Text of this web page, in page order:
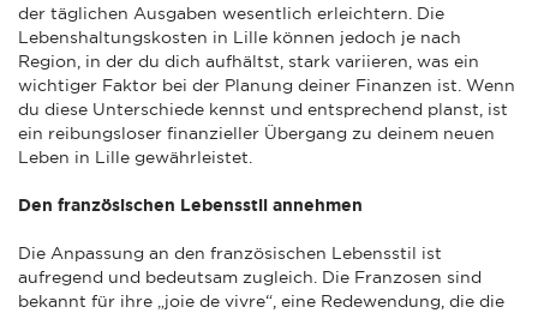
der täglichen Ausgaben wesentlich erleichtern. Die
Lebenshaltungskosten in Lille können jedoch je nach
Region, in der du dich aufhältst, stark variieren, was ein
wichtiger Faktor bei der Planung deiner Finanzen ist. Wenn
du diese Unterschiede kennst und entsprechend planst, ist
ein reibungsloser finanzieller Übergang zu deinem neuen
Leben in Lille gewährleistet.
Den französischen Lebensstil annehmen
Die Anpassung an den französischen Lebensstil ist
aufregend und bedeutsam zugleich. Die Franzosen sind
bekannt für ihre „joie de vivre“, eine Redewendung, die die